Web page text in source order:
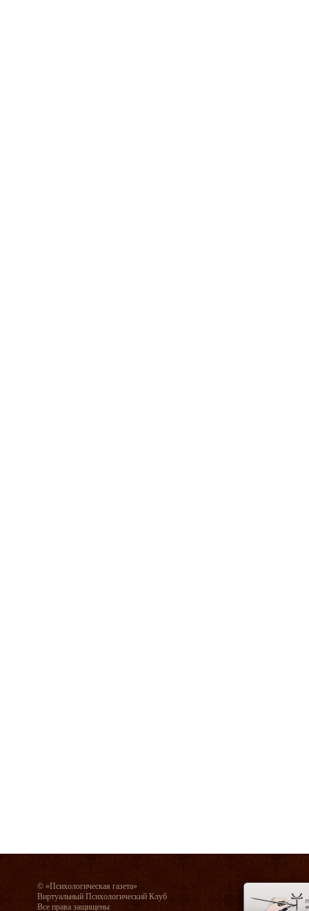
© «Психологическая газета»
Виртуальный Психологический Клуб
Все права защищены